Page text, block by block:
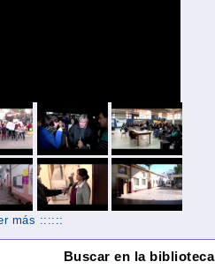
más ::::::
Buscar en la biblioteca